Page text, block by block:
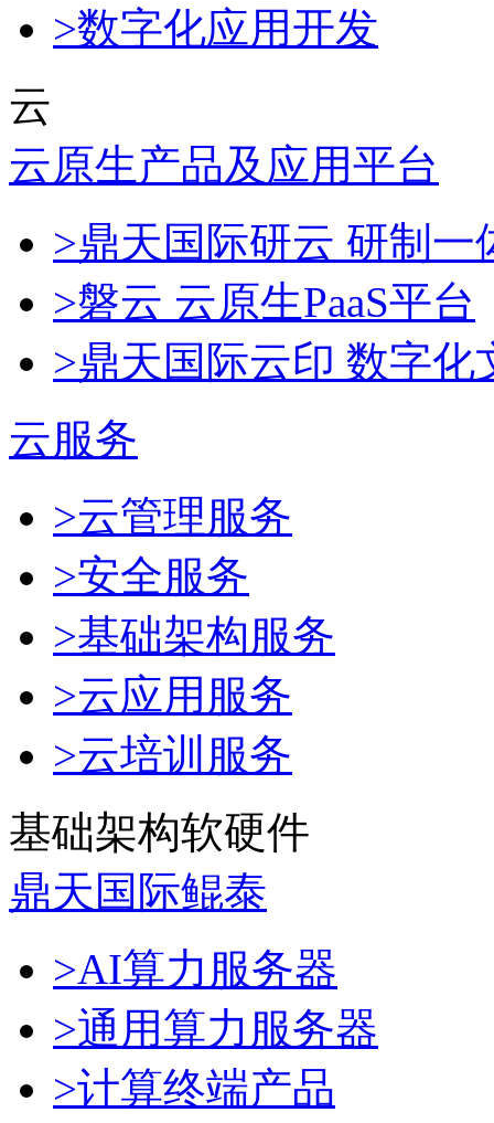
>数字化应用开发
云
云原生产品及应用平台
>鼎天国际研云 研制
>磐云 云原生PaaS平台
>鼎天国际云印 数字化
云服务
>云管理服务
>安全服务
>基础架构服务
>云应用服务
>云培训服务
基础架构软硬件
鼎天国际鲲泰
>AI算力服务器
>通用算力服务器
>计算终端产品